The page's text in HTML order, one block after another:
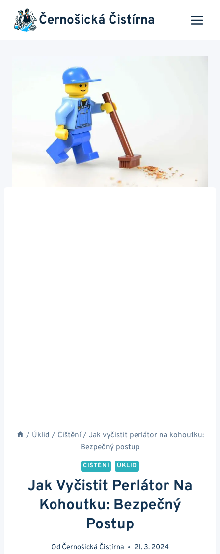
Přeskočit
obsah
Černošická Čistírna
/ Úklid / Čištění / Jak vyčistit perlátor na kohoutku:
Bezpečný postup
ČIŠTĚNÍ ÚKLID
Jak Vyčistit Perlátor Na
Kohoutku: Bezpečný
Postup
Od Černošická Čistírna 21. 3. 2024